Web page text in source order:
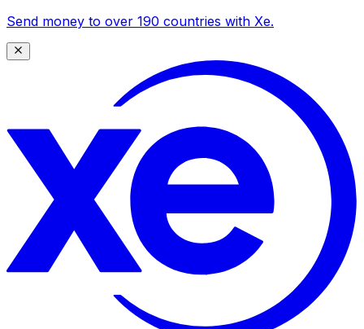
Send money to over 190 countries with Xe.